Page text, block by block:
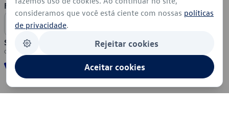
Formas de Pagamento
Segurança
consideramos que você está ciente com nossas políticas
de privacidade.
Rejeitar cookies
Aceitar cookies